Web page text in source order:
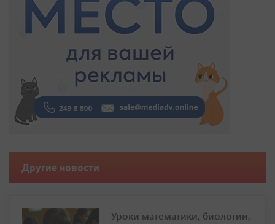
Другие новости
Уроки математики, биологии,